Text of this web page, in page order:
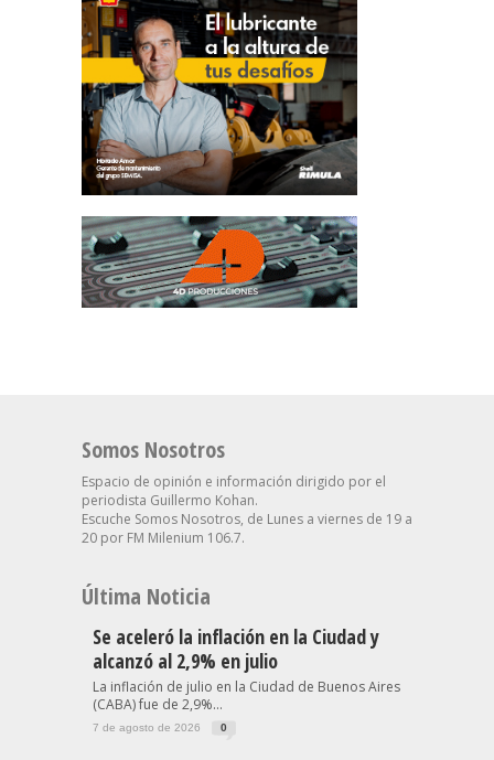
Somos Nosotros
Espacio de opinión e información dirigido por el
periodista Guillermo Kohan.
Escuche Somos Nosotros, de Lunes a viernes de 19 a
20 por FM Milenium 106.7.
Última Noticia
Se aceleró la inflación en la Ciudad y
alcanzó al 2,9% en julio
La inflación de julio en la Ciudad de Buenos Aires
(CABA) fue de 2,9%...
7 de agosto de 2026 0